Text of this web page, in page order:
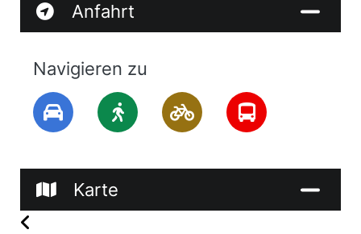
Anfahrt
Navigieren zu
Karte